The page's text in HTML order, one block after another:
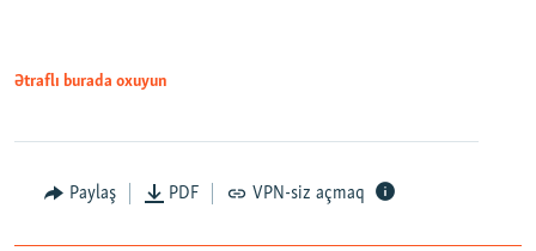
Ətraflı burada oxuyun
Paylaş PDF VPN-siz açmaq